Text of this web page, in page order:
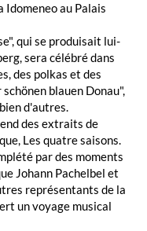
au Palais
qui se produisait lui-
sera célébré dans
des polkas et des
blauen Donau",
d'autres.
des extraits de
Les quatre saisons.
par des moments
Johann Pachelbel et
représentants de la
un voyage musical